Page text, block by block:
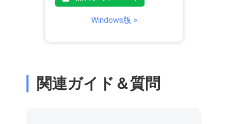
Windows版 >
関連ガイド＆質問